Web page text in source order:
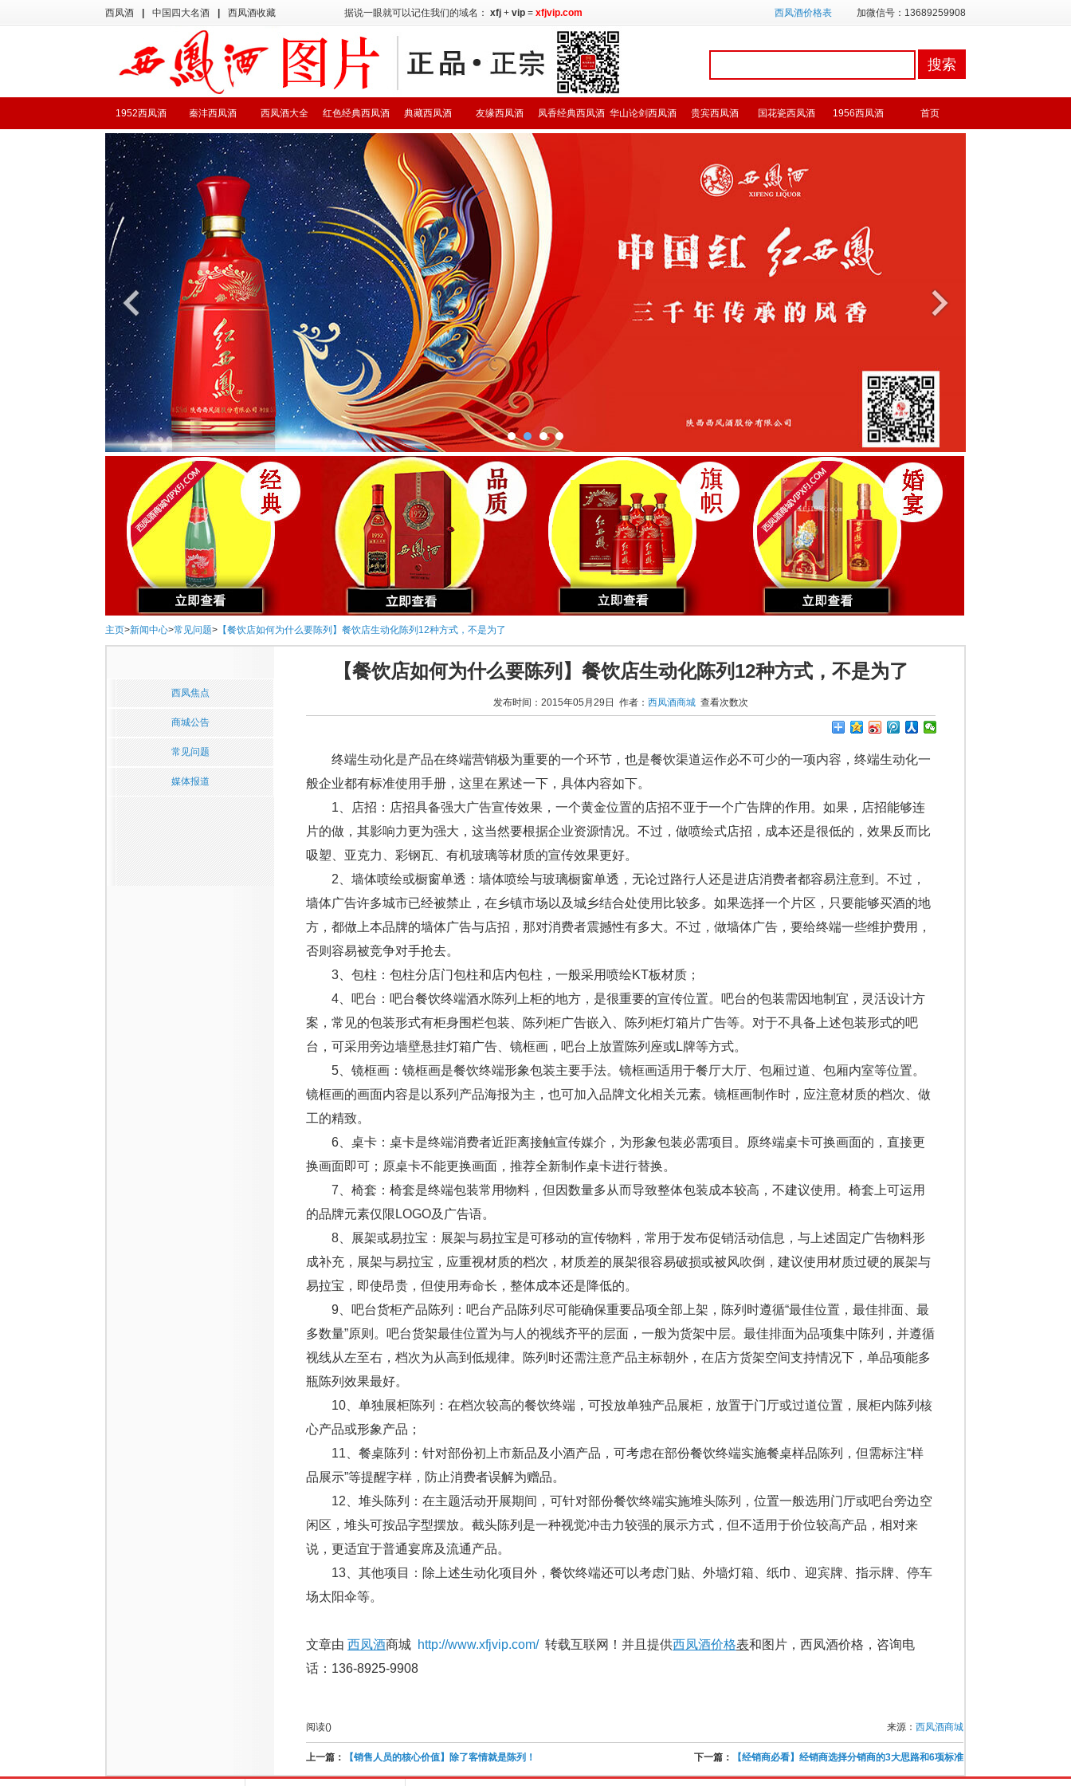
西凤酒 中国四大名酒 西凤酒收藏 据说一眼就可以记住我们的域名： xfj + vip = xfjvip.com 西凤酒价格表 加微信号：13689259908
首页
1956西凤酒
国花瓷西凤酒
贵宾西凤酒
华山论剑西凤酒
凤香经典西凤酒
友缘西凤酒
典藏西凤酒
红色经典西凤酒
西凤酒大全
秦沣西凤酒
1952西凤酒
主页>新闻中心>常见问题> 【餐饮店如何为什么要陈列】餐饮店生动化陈列12种方式，不是为了
西凤焦点
商城公告
常见问题
媒体报道
【餐饮店如何为什么要陈列】餐饮店生动化陈列12种方式，不是为了
发布时间：2015年05月29日 作者： 西凤酒商城 查看次数次
终端生动化是产品在终端营销极为重要的一个环节，也是餐饮渠道运作必不可少的一项内容，终端生动化一
般企业都有标准使用手册，这里在累述一下，具体内容如下。
1、店招：店招具备强大广告宣传效果，一个黄金位置的店招不亚于一个广告牌的作用。如果，店招能够连
片的做，其影响力更为强大，这当然要根据企业资源情况。不过，做喷绘式店招，成本还是很低的，效果反而比
吸塑、亚克力、彩钢瓦、有机玻璃等材质的宣传效果更好。
2、墙体喷绘或橱窗单透：墙体喷绘与玻璃橱窗单透，无论过路行人还是进店消费者都容易注意到。不过，
墙体广告许多城市已经被禁止，在乡镇市场以及城乡结合处使用比较多。如果选择一个片区，只要能够买酒的地
方，都做上本品牌的墙体广告与店招，那对消费者震撼性有多大。不过，做墙体广告，要给终端一些维护费用，
否则容易被竞争对手抢去。
3、包柱：包柱分店门包柱和店内包柱，一般采用喷绘KT板材质；
4、吧台：吧台餐饮终端酒水陈列上柜的地方，是很重要的宣传位置。吧台的包装需因地制宜，灵活设计方
案，常见的包装形式有柜身围栏包装、陈列柜广告嵌入、陈列柜灯箱片广告等。对于不具备上述包装形式的吧
台，可采用旁边墙壁悬挂灯箱广告、镜框画，吧台上放置陈列座或L牌等方式。
5、镜框画：镜框画是餐饮终端形象包装主要手法。镜框画适用于餐厅大厅、包厢过道、包厢内室等位置。
镜框画的画面内容是以系列产品海报为主，也可加入品牌文化相关元素。镜框画制作时，应注意材质的档次、做
工的精致。
6、桌卡：桌卡是终端消费者近距离接触宣传媒介，为形象包装必需项目。原终端桌卡可换画面的，直接更
换画面即可；原桌卡不能更换画面，推荐全新制作桌卡进行替换。
7、椅套：椅套是终端包装常用物料，但因数量多从而导致整体包装成本较高，不建议使用。椅套上可运用
的品牌元素仅限LOGO及广告语。
8、展架或易拉宝：展架与易拉宝是可移动的宣传物料，常用于发布促销活动信息，与上述固定广告物料形
成补充，展架与易拉宝，应重视材质的档次，材质差的展架很容易破损或被风吹倒，建议使用材质过硬的展架与
易拉宝，即使昂贵，但使用寿命长，整体成本还是降低的。
9、吧台货柜产品陈列：吧台产品陈列尽可能确保重要品项全部上架，陈列时遵循“最佳位置，最佳排面、最
多数量”原则。吧台货架最佳位置为与人的视线齐平的层面，一般为货架中层。最佳排面为品项集中陈列，并遵循
视线从左至右，档次为从高到低规律。陈列时还需注意产品主标朝外，在店方货架空间支持情况下，单品项能多
瓶陈列效果最好。
10、单独展柜陈列：在档次较高的餐饮终端，可投放单独产品展柜，放置于门厅或过道位置，展柜内陈列核
心产品或形象产品；
11、餐桌陈列：针对部份初上市新品及小酒产品，可考虑在部份餐饮终端实施餐桌样品陈列，但需标注“样
品展示”等提醒字样，防止消费者误解为赠品。
12、堆头陈列：在主题活动开展期间，可针对部份餐饮终端实施堆头陈列，位置一般选用门厅或吧台旁边空
闲区，堆头可按品字型摆放。截头陈列是一种视觉冲击力较强的展示方式，但不适用于价位较高产品，相对来
说，更适宜于普通宴席及流通产品。
13、其他项目：除上述生动化项目外，餐饮终端还可以考虑门贴、外墙灯箱、纸巾、迎宾牌、指示牌、停车
场太阳伞等。
文章由 西凤酒商城 http://www.xfjvip.com/ 转载互联网！并且提供西凤酒价格表和图片，西凤酒价格，咨询电
话：136-8925-9908
阅读() 来源： 西凤酒商城
上一篇： 【销售人员的核心价值】除了客情就是陈列！ 下一篇： 【经销商必看】经销商选择分销商的3大思路和6项标准